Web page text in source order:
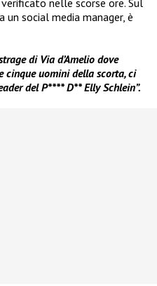
nelle scorse ore. Sul
un social media manager, è
di Via d’Amelio dove
cinque uomini della scorta, ci
del P**** D** Elly Schlein”.